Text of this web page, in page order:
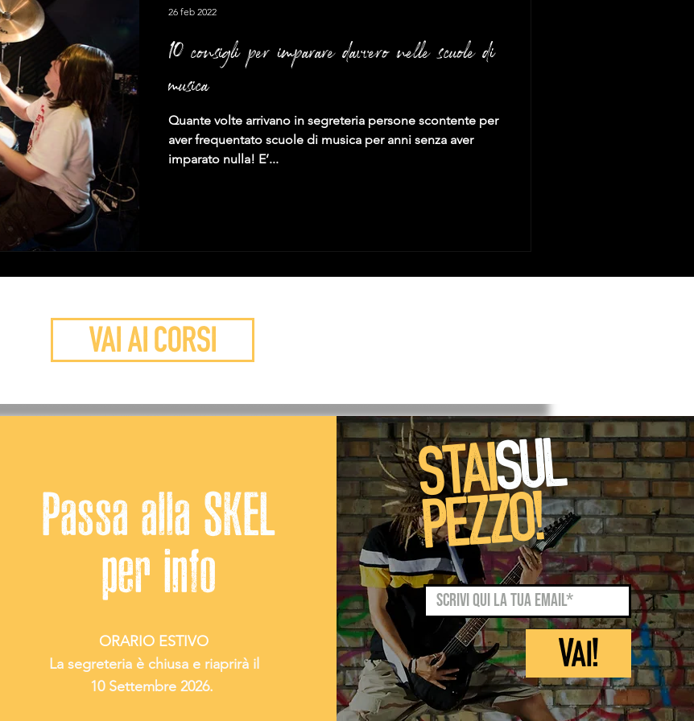
10 consigli per imparare davvero nelle scuole di
musica!
Quante volte arrivano in segreteria persone scontente per
aver frequentato scuole di musica per anni senza aver
imparato nulla! E’...
26 feb 2022
VAI AI CORSI
Passa alla SKEL
per info
ORARIO ESTIVO
La segreteria è chiusa e riaprirà il
10 Settembre 2026.
STAISUL
PEZZO!
Vai!